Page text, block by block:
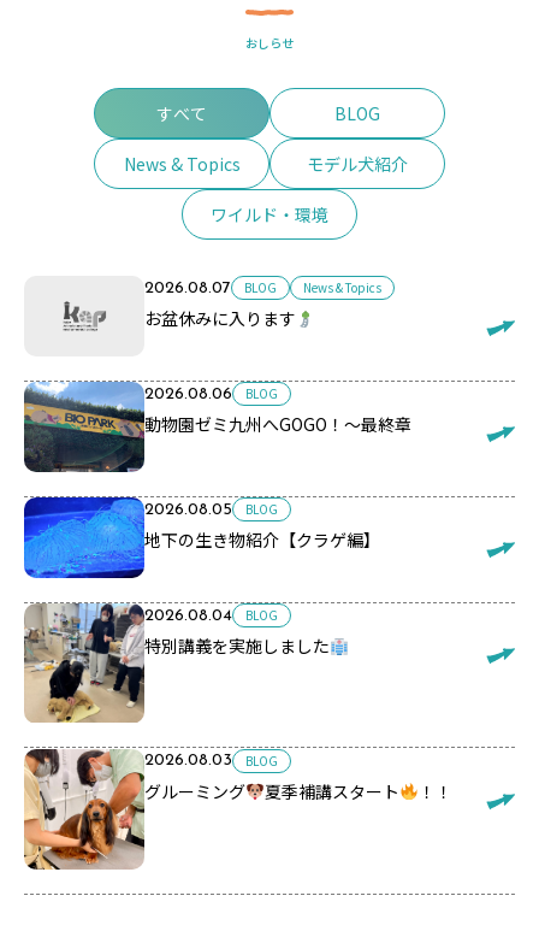
おしらせ
すべて BLOG
News & Topics モデル犬紹介
ワイルド・環境
2026.08.07 BLOG News & Topics
お盆休みに入ります
2026.08.06 BLOG
動物園ゼミ九州へGOGO！～最終章
2026.08.05 BLOG
地下の生き物紹介【クラゲ編】
2026.08.04 BLOG
特別講義を実施しました
2026.08.03 BLOG
グルーミング 夏季補講スタート ！！